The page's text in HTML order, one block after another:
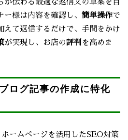
が伝わる最適な返信文の草案を自
様は内容を確認し、 簡単操作で
えて返信するだけで、手間をかけ
が実現し、お店の評判 を高めま
ログ記事の作成に特化
ームページを活用したSEO対策